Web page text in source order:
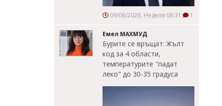
09/08/2026, Неделя 08:31 1
Емел МАХМУД
Бурите се връщат: Жълт
код за 4 области,
температурите "падат
леко" до 30-35 градуса